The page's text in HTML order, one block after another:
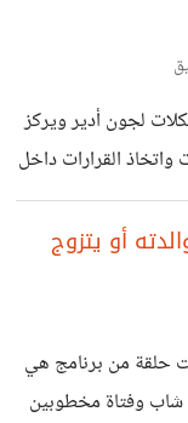
أن يصنع له شعوره
في المنزل، أو يوم
مختلفة يعيش بها
ونحتفل معًا.
لجون أدير ويركز
القرارات داخل
ولم أتوقع أنه
من أول صفحاته
قليلة عن آلية عمل
العميق، وشارك معنا
تسلية لنتسلى
ومختصر لما
أو يتزوج
حلقة من برنامج هي
وفتاة مخطوبين